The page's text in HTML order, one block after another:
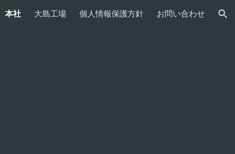
本社 大島工場 個人情報保護方針 お問い合わせ